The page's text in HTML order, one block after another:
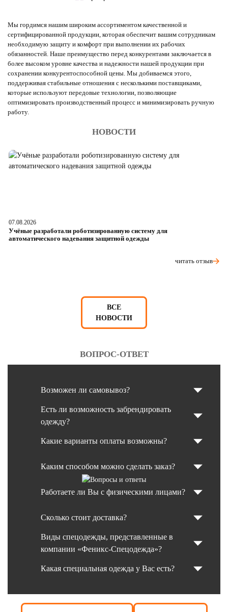
Мы гордимся нашим широким ассортиментом качественной и
сертифицированной продукции, которая обеспечит вашим сотрудникам
необходимую защиту и комфорт при выполнении их рабочих
обязанностей. Наше преимущество перед конкурентами заключается в
более высоком уровне качества и надежности нашей продукции при
сохранении конкурентоспособной цены. Мы добиваемся этого,
поддерживая стабильные отношения с несколькими поставщиками,
которые используют передовые технологии, позволяющие
оптимизировать производственный процесс и минимизировать ручную
работу.
НОВОСТИ
07.08.2026
Учёные разработали роботизированную систему для
автоматического надевания защитной одежды
читать отзыв
ВСЕ
НОВОСТИ
ВОПРОС-ОТВЕТ
Возможен ли самовывоз?
Есть ли возможность забрендировать
одежду?
Какие варианты оплаты возможны?
Каким способом можно сделать заказ?
Работаете ли Вы с физическими лицами?
Сколько стоит доставка?
Виды спецодежды, представленные в
компании «Феникс-Спецодежда»?
Какая специальная одежда у Вас есть?